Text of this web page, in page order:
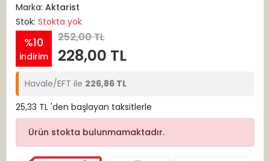
Marka: Aktarist
Stok: Stokta yok
%10
indirim
252,00 TL
228,00 TL
Havale/EFT ile 226,86 TL
25,33 TL 'den başlayan taksitlerle
Ürün stokta bulunmamaktadır.